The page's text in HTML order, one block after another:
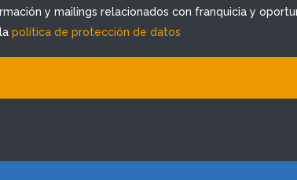
y mailings relacionados con franquicia y
política de protección de datos